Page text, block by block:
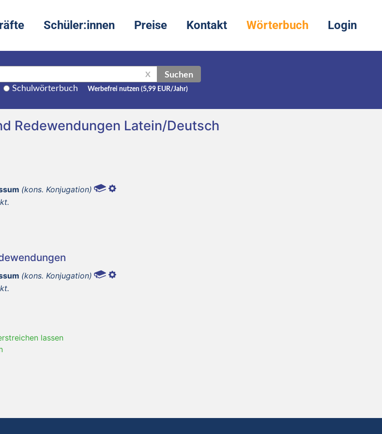
Schüler:innen Preise Kontakt Wörterbuch Login
X Suchen
Schulwörterbuch Werbefrei nutzen (5,99 EUR/Jahr)
Redewendungen Latein/Deutsch
(kons. Konjugation)
(kons. Konjugation)
lassen